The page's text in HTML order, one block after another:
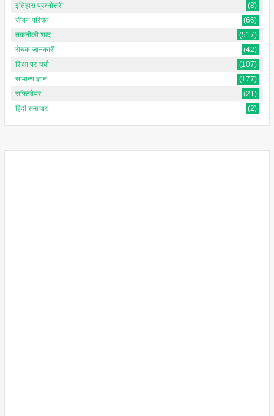
इतिहास प्रश्नोत्तरी
(8)
जीवन परिचय
(66)
तकनीकी शब्द
(517)
रोचक जानकारी
(42)
शिक्षा पर चर्चा
(107)
सामान्य ज्ञान
(177)
सॉफ्टवेयर
(21)
हिंदी समाचार
(2)